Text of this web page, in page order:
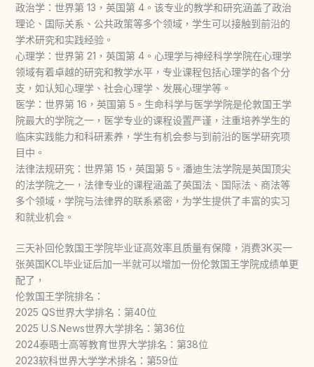
政治学：世界第 13，英国第 4。该专业的教学和研究涵盖了政治
理论、国际关系、公共政策等多个领域，学生可以接触到前沿的
学术研究和实践经验。
心理学：世界第 21，英国第 4。心理学与神经科学学院在心理学
领域有着卓越的研究和教学水平，专业课程包括心理学的各个分
支，如认知心理学、社会心理学、发展心理学等。
医学：世界第 16，英国第 5。生命科学与医学学院是伦敦国王学
院最大的学院之一，医学专业的课程设置严谨，注重培养学生的
临床实践能力和科研素养，学生有机会参与到前沿的医学研究项
目中。
法律法规研究：世界第 15，英国第 5。潘迪生法学院是英国顶尖
的法学院之一，法律专业的课程涵盖了英国法、国际法、商法等
多个领域，学院与法律界的联系紧密，为学生提供了丰富的实习
和就业机会。
三天补回伦敦国王学院毕业证高效率且质量有保障，消费3K买一
张英国KCL毕业证后加一半就可以增加一份伦敦国王学院成绩单更
配了，
伦敦国王学院排名：
2025 QS世界大学排名：第40位
2025 U.S.News世界大学排名：第36位
2024泰晤士高等教育世界大学排名：第38位
2023软科世界大学学术排名：第59位